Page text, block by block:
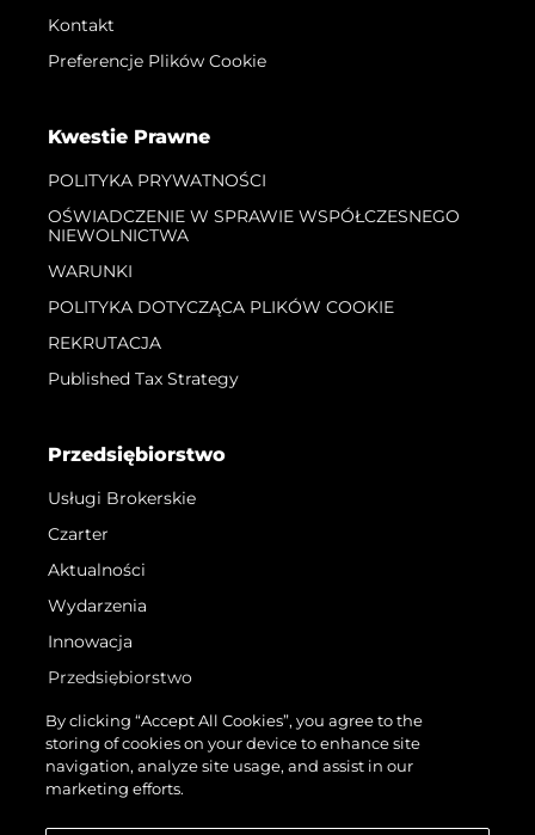
Kontakt
Preferencje Plików Cookie
Kwestie Prawne
POLITYKA PRYWATNOŚCI
OŚWIADCZENIE W SPRAWIE WSPÓŁCZESNEGO
NIEWOLNICTWA
WARUNKI
POLITYKA DOTYCZĄCA PLIKÓW COOKIE
REKRUTACJA
Published Tax Strategy
Przedsiębiorstwo
Usługi Brokerskie
Czarter
Aktualności
Wydarzenia
Innowacja
Przedsiębiorstwo
Zespół
Styl Życia
Tradycja
By clicking “Accept All Cookies”, you agree to the
storing of cookies on your device to enhance site
navigation, analyze site usage, and assist in our
marketing efforts.